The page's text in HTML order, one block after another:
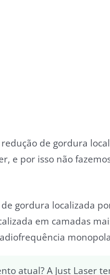
de gordura
e por isso não
gordura localizada
em camadas
atual? A Just Laser